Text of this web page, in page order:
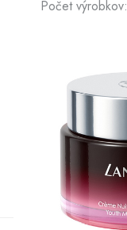
Počet výrobkov: